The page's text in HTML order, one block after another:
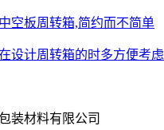
空板周转箱,简约而不简单
设计周转箱的时多方便考虑